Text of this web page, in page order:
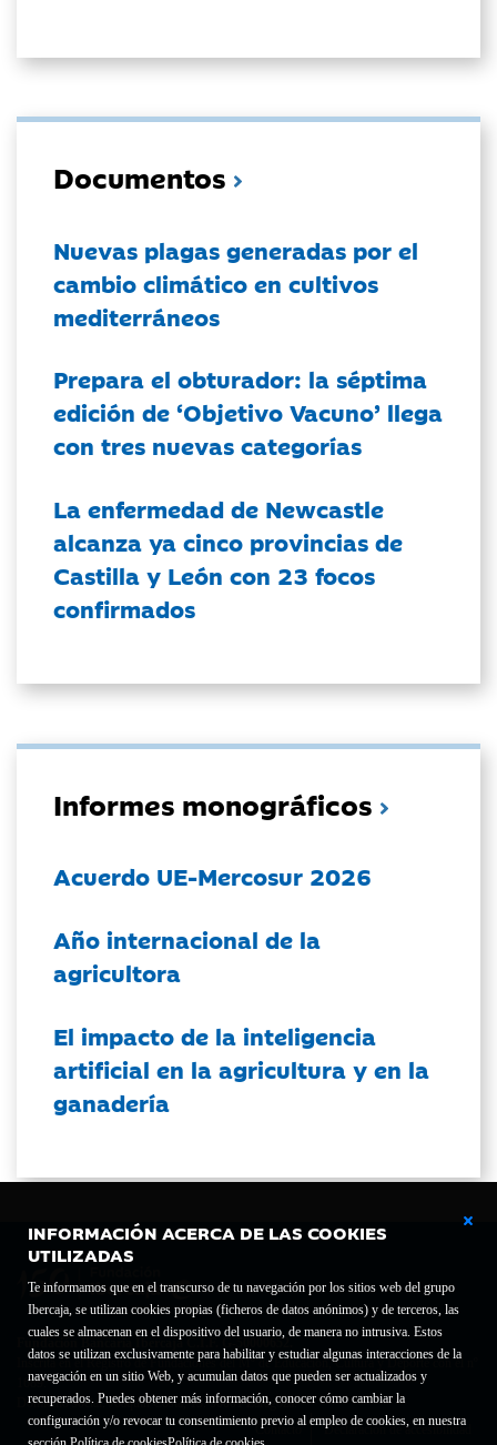
INFORMACIÓN ACERCA DE LAS COOKIES
UTILIZADAS
Te informamos que en el transcurso de tu navegación por los sitios web del grupo
Ibercaja, se utilizan cookies propias (ficheros de datos anónimos) y de terceros, las
cuales se almacenan en el dispositivo del usuario, de manera no intrusiva. Estos
datos se utilizan exclusivamente para habilitar y estudiar algunas interacciones de la
navegación en un sitio Web, y acumulan datos que pueden ser actualizados y
recuperados. Puedes obtener más información, conocer cómo cambiar la
configuración y/o revocar tu consentimiento previo al empleo de cookies, en nuestra
Documentos
Nuevas plagas generadas por el
cambio climático en cultivos
mediterráneos
Prepara el obturador: la séptima
edición de ‘Objetivo Vacuno’ llega
con tres nuevas categorías
La enfermedad de Newcastle
alcanza ya cinco provincias de
Castilla y León con 23 focos
confirmados
Informes monográficos
Acuerdo UE-Mercosur 2026
Año internacional de la
agricultora
El impacto de la inteligencia
artificial en la agricultura y en la
ganadería
Fundación Bancaria Ibercaja C.I.F. G-50000652.
Inscrita en el Registro de Fundaciones del Mº de Educación, Cultura y Deporte con el nº
1689.
Domicilio social: Joaquín Costa, 13. 50001 Zaragoza.
Contacto
Declaración de accesibilidad